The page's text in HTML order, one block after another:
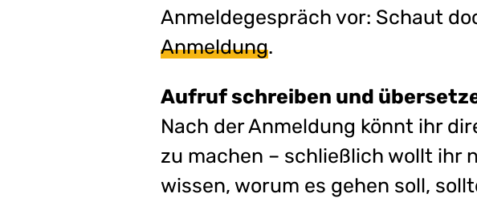
Anmeldegespräch vor: Schaut
Anmeldung.
Aufruf schreiben und
Nach der Anmeldung könnt ihr
zu machen – schließlich wollt ihr
wissen, worum es gehen soll,